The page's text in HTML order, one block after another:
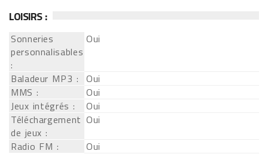
LOISIRS :
Sonneries
personnalisables
:
Oui
Baladeur MP3 : Oui
MMS :
Oui
Jeux intégrés :
Oui
Téléchargement
de jeux :
Oui
Radio FM :
Oui